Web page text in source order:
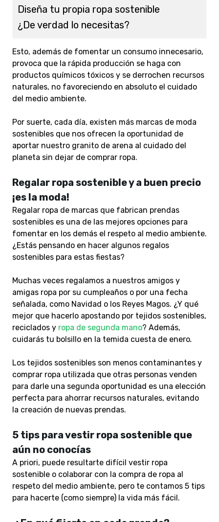
Diseña tu propia ropa sostenible
¿De verdad lo necesitas?
Esto, además de fomentar un consumo innecesario,
provoca que la rápida producción se haga con
productos químicos tóxicos y se derrochen recursos
naturales, no favoreciendo en absoluto el cuidado
del medio ambiente.
Por suerte, cada día, existen más marcas de moda
sostenibles que nos ofrecen la oportunidad de
aportar nuestro granito de arena al cuidado del
planeta sin dejar de comprar ropa.
Regalar ropa sostenible y a buen precio
¡es la moda!
Regalar ropa de marcas que fabrican prendas
sostenibles es una de las mejores opciones para
fomentar en los demás el respeto al medio ambiente.
¿Estás pensando en hacer algunos regalos
sostenibles para estas fiestas?
Muchas veces regalamos a nuestros amigos y
amigas ropa por su cumpleaños o por una fecha
señalada, como Navidad o los Reyes Magos. ¿Y qué
mejor que hacerlo apostando por tejidos sostenibles,
reciclados y ropa de segunda mano? Además,
cuidarás tu bolsillo en la temida cuesta de enero.
Los tejidos sostenibles son menos contaminantes y
comprar ropa utilizada que otras personas venden
para darle una segunda oportunidad es una elección
perfecta para ahorrar recursos naturales, evitando
la creación de nuevas prendas.
5 tips para vestir ropa sostenible que
aún no conocías
A priori, puede resultarte difícil vestir ropa
sostenible o colaborar con la compra de ropa al
respeto del medio ambiente, pero te contamos 5 tips
para hacerte (como siempre) la vida más fácil.